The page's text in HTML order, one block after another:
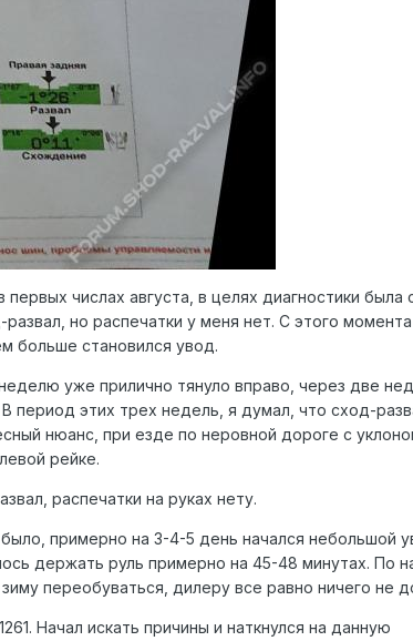
числах августа, в целях диагностики была
но распечатки у меня нет. С этого
больше становился увод.
уже прилично тянуло вправо, через две
период этих трех недель, я думал, что сход-
нюанс, при езде по неровной дороге с
рейке.
распечатки на руках нету.
примерно на 3-4-5 день начался небольшой
держать руль примерно на 45-48 минутах. По
переобуваться, дилеру все равно ничего не
Начал искать причины и наткнулся на данную